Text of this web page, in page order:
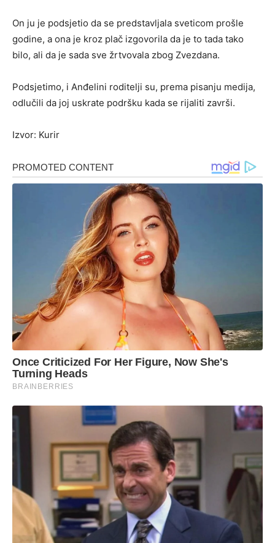
On ju je podsjetio da se predstavljala sveticom prošle
godine, a ona je kroz plač izgovorila da je to tada tako
bilo, ali da je sada sve žrtvovala zbog Zvezdana.
Podsjetimo, i Anđelini roditelji su, prema pisanju medija,
odlučili da joj uskrate podršku kada se rijaliti završi.
Izvor: Kurir